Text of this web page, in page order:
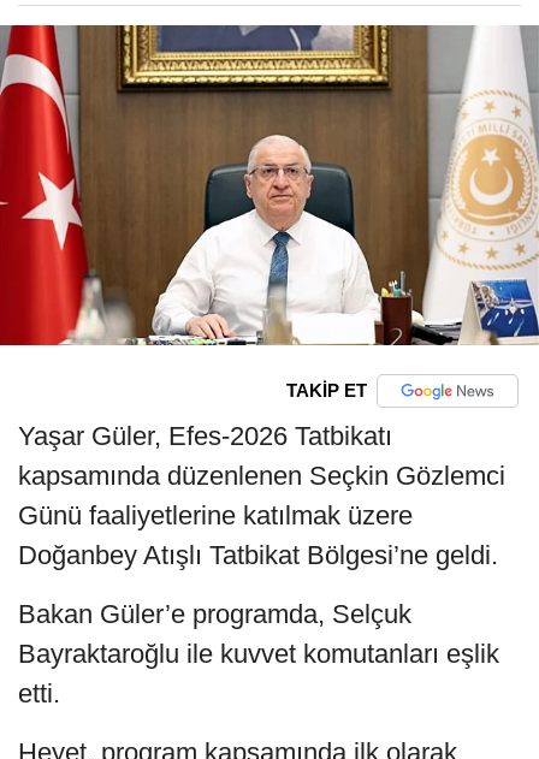
TAKİP ET
Yaşar Güler, Efes-2026 Tatbikatı
kapsamında düzenlenen Seçkin Gözlemci
Günü faaliyetlerine katılmak üzere
Doğanbey Atışlı Tatbikat Bölgesi’ne geldi.
Bakan Güler’e programda, Selçuk
Bayraktaroğlu ile kuvvet komutanları eşlik
etti.
Heyet, program kapsamında ilk olarak